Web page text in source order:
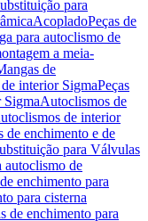
para
AcopladoPeças de
para autoclismo de
a meia-
de
interior SigmaPeças
SigmaAutoclismos de
de interior
de enchimento e de
para Válvulas
autoclismo de
enchimento para
para cisterna
de enchimento para